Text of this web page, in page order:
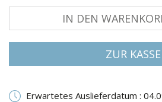
IN DEN
ZUR KASSE
Erwartetes Auslieferdatum :